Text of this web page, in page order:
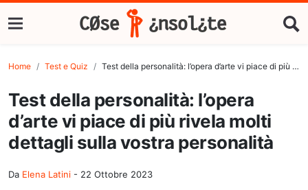
Home Test e Quiz Test della personalità: l’opera d’arte vi piace di più rivela molti dettagli sulla vostra personalità
Test della personalità: l’opera
d’arte vi piace di più rivela molti
dettagli sulla vostra personalità
Da Elena Latini - 22 Ottobre 2023